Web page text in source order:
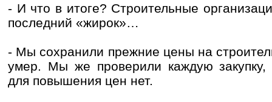
- И что в итоге? Строительные
последний «жирок»…
- Мы сохранили прежние цены на
умер. Мы же проверили каждую
для повышения цен нет.